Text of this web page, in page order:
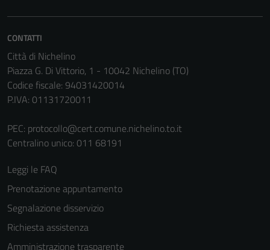
CONTATTI
Città di Nichelino
Piazza G. Di Vittorio, 1 - 10042 Nichelino (TO)
Codice fiscale: 94031420014
P.IVA: 01131720011
PEC: protocollo@cert.comune.nichelino.to.it
Centralino unico: 011 68191
Leggi le FAQ
Prenotazione appuntamento
Segnalazione disservizio
Richiesta assistenza
Amministrazione trasparente
Questi cookie